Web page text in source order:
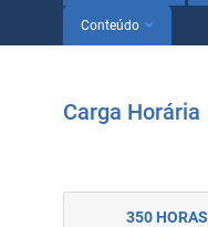
Conteúdo
Carga Horária
350 HORAS